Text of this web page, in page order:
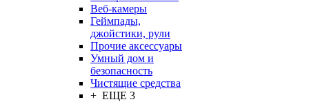
Веб-камеры
Геймпады,
джойстики, рули
Прочие аксессуары
Умный дом и
безопасность
Чистящие средства
+ ЕЩЕ 3